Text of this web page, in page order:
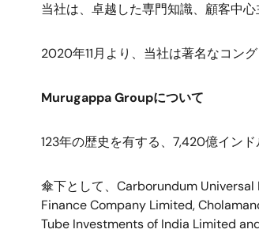
当社は、卓越した専門知識、顧客中
2020年11月より、当社は著名なコン
Murugappa Groupについて
123年の歴史を有する、 7,420億イン
傘下として、 Carborundum
Finance Company Limited,
Tube Investments of India Limited